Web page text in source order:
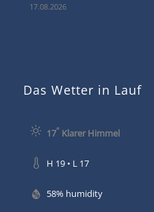
17.08.2026
Das Wetter in Lauf
17° Klarer Himmel
H 19 • L 17
58% humidity